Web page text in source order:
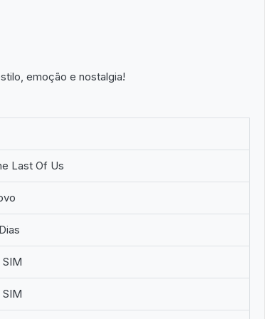
emoção e nostalgia!
Last Of Us
SIM
SIM